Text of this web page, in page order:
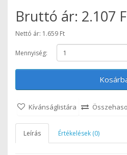
Bruttó ár: 2.107
Nettó ár: 1.659 Ft
Mennyiség:
Kívánságlistára
Leírás Értékelések (0)